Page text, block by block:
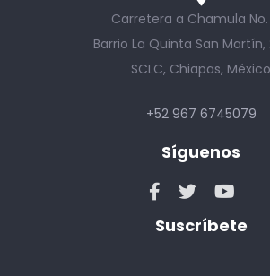
Carretera a Chamula No.
Barrio La Quinta San Martín,
SCLC, Chiapas, México
+52 967 6745079
Síguenos
Suscríbete